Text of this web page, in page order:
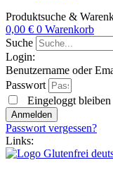
Produktsuche &
0,00 € 0 Warenkorb
Suche
Login:
Benutzername oder
Passwort
Eingeloggt bleiben
Anmelden
Passwort vergessen?
Links: